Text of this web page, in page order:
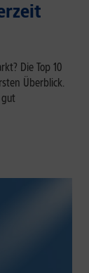
Die Top 10
Überblick.